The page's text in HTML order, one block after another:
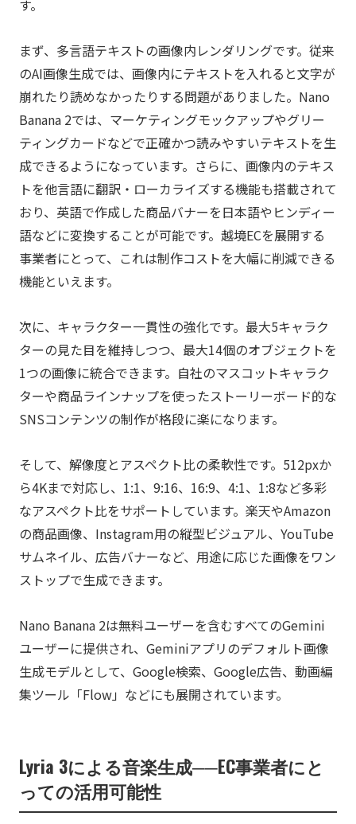
す。
まず、多言語テキストの画像内レンダリングです。従来
のAI画像生成では、画像内にテキストを入れると文字が
崩れたり読めなかったりする問題がありました。Nano
Banana 2では、マーケティングモックアップやグリー
ティングカードなどで正確かつ読みやすいテキストを生
成できるようになっています。さらに、画像内のテキス
トを他言語に翻訳・ローカライズする機能も搭載されて
おり、英語で作成した商品バナーを日本語やヒンディー
語などに変換することが可能です。越境ECを展開する
事業者にとって、これは制作コストを大幅に削減できる
機能といえます。
次に、キャラクター一貫性の強化です。最大5キャラク
ターの見た目を維持しつつ、最大14個のオブジェクトを
1つの画像に統合できます。自社のマスコットキャラク
ターや商品ラインナップを使ったストーリーボード的な
SNSコンテンツの制作が格段に楽になります。
そして、解像度とアスペクト比の柔軟性です。512pxか
ら4Kまで対応し、1:1、9:16、16:9、4:1、1:8など多彩
なアスペクト比をサポートしています。楽天やAmazon
の商品画像、Instagram用の縦型ビジュアル、YouTube
サムネイル、広告バナーなど、用途に応じた画像をワン
ストップで生成できます。
Nano Banana 2は無料ユーザーを含むすべてのGemini
ユーザーに提供され、Geminiアプリのデフォルト画像
生成モデルとして、Google検索、Google広告、動画編
集ツール「Flow」などにも展開されています。
Lyria 3による音楽生成──EC事業者にと
っての活用可能性